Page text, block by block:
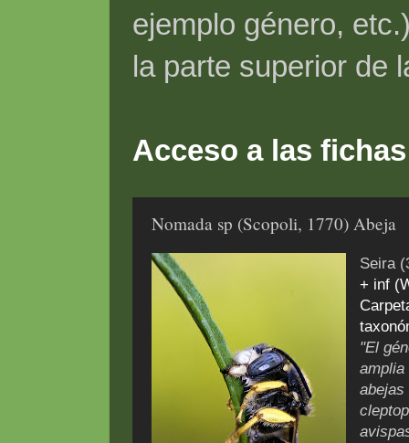
ejemplo género,
la parte superior de
Acceso a las
Nomada sp (Scopoli, 1770) Abeja
Seira
+ inf
"El
amplia
abejas